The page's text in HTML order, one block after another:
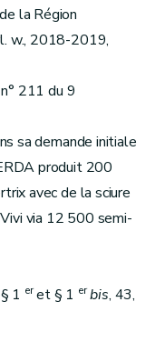
la Région
w., 2018-2019,
211 du 9
sa demande initiale
produit 200
avec de la sciure
via 12 500 semi-
1 eret § 1 er bis, 43,